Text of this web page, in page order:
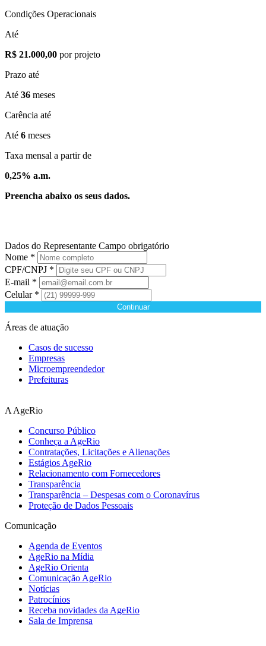
Condições Operacionais
Até
R$ 21.000,00 por projeto
Prazo até
Até 36 meses
Carência até
Até 6 meses
Taxa mensal a partir de
0,25% a.m.
Preencha abaixo os seus dados.
Dados do Representante Campo obrigatório
Nome *
CPF/CNPJ *
E-mail *
Celular *
Continuar
Áreas de atuação
Casos de sucesso
Empresas
Microempreendedor
Prefeituras
A AgeRio
Concurso Público
Conheça a AgeRio
Contratações, Licitações e Alienações
Estágios AgeRio
Relacionamento com Fornecedores
Transparência
Transparência – Despesas com o Coronavírus
Proteção de Dados Pessoais
Comunicação
Agenda de Eventos
AgeRio na Mídia
AgeRio Orienta
Comunicação AgeRio
Notícias
Patrocínios
Receba novidades da AgeRio
Sala de Imprensa